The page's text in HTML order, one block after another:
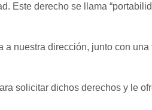
Este derecho se llama
nuestra dirección, junto con
solicitar dichos derechos y le